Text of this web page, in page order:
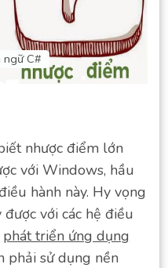
ngữ C#
nhược điểm lớn
với Windows, hầu
hành này. Hy vọng
với các hệ điều
phát triển ứng dụng
phải sử dụng nền